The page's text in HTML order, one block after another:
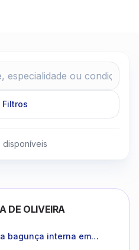
Filtros
disponíveis
DE OLIVEIRA
bagunça interna em